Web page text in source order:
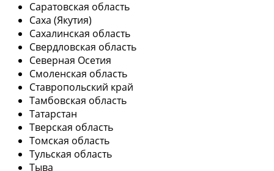
Саратовская область
Саха (Якутия)
Сахалинская область
Свердловская область
Северная Осетия
Смоленская область
Ставропольский край
Тамбовская область
Татарстан
Тверская область
Томская область
Тульская область
Тыва